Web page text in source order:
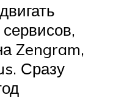
Zengram,
Сразу